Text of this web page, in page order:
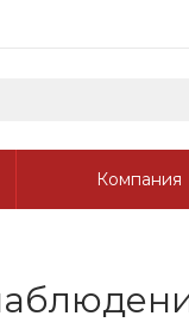
Компания